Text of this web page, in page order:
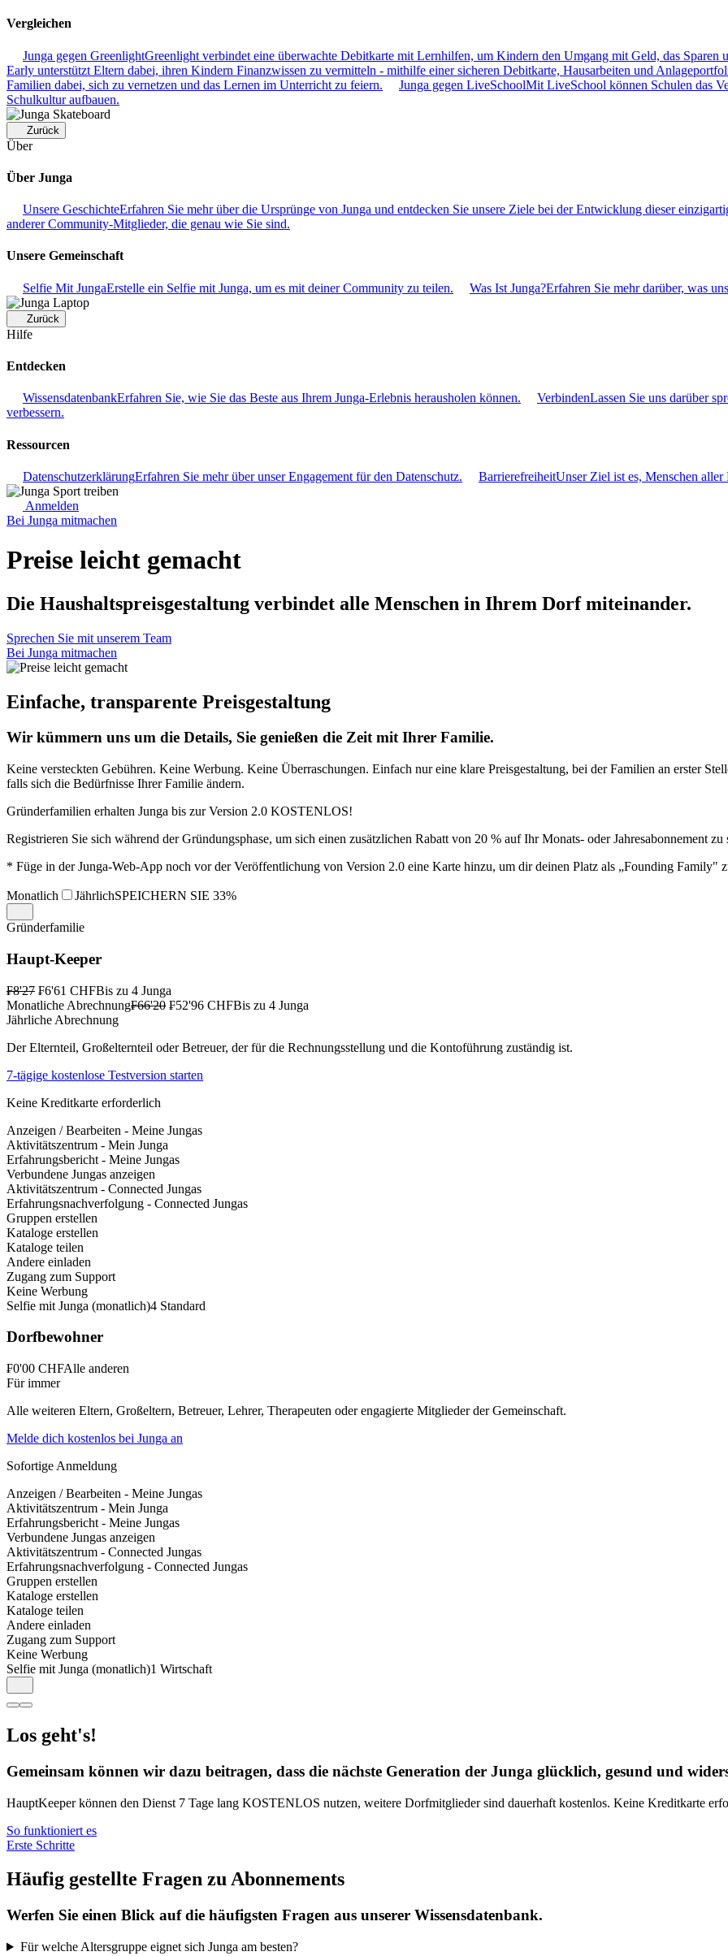
Vergleichen
Junga gegen GreenlightGreenlight verbindet eine überwachte Debitkarte mit Lernhilfen, um Kindern den Umgang mit Geld, das Sparen
Early unterstützt Eltern dabei, ihren Kindern Finanzwissen zu vermitteln - mithilfe einer sicheren Debitkarte, Hausarbeiten und
Familien dabei, sich zu vernetzen und das Lernen im Unterricht zu feiern.
Junga gegen LiveSchoolMit LiveSchool können Schulen das
Schulkultur aufbauen.
Zurück
Über
Über Junga
Unsere GeschichteErfahren Sie mehr über die Ursprünge von Junga und entdecken Sie unsere Ziele bei der Entwicklung dieser
anderer Community-Mitglieder, die genau wie Sie sind.
Unsere Gemeinschaft
Selfie Mit JungaErstelle ein Selfie mit Junga, um es mit deiner Community zu teilen. Was Ist Junga?Erfahren Sie mehr darüber, was
Zurück
Hilfe
Entdecken
WissensdatenbankErfahren Sie, wie Sie das Beste aus Ihrem Junga-Erlebnis herausholen können. VerbindenLassen Sie uns darüber
verbessern.
Ressourcen
DatenschutzerklärungErfahren Sie mehr über unser Engagement für den Datenschutz. BarrierefreiheitUnser Ziel ist es, Menschen
Anmelden
Bei Junga mitmachen
Preise leicht gemacht
Die Haushaltspreisgestaltung verbindet alle Menschen in Ihrem Dorf miteinander.
Sprechen Sie mit unserem Team
Bei Junga mitmachen
Einfache, transparente Preisgestaltung
Wir kümmern uns um die Details, Sie genießen die Zeit mit Ihrer Familie.
Keine versteckten Gebühren. Keine Werbung. Keine Überraschungen. Einfach nur eine klare Preisgestaltung, bei der Familien an erster
falls sich die Bedürfnisse Ihrer Familie ändern.
Gründerfamilien erhalten Junga bis zur Version 2.0 KOSTENLOS!
Registrieren Sie sich während der Gründungsphase, um sich einen zusätzlichen Rabatt von 20 % auf Ihr Monats- oder Jahresabonnement zu
* Füge in der Junga-Web-App noch vor der Veröffentlichung von Version 2.0 eine Karte hinzu, um dir deinen Platz als „Founding Family"
Monatlich JährlichSPEICHERN SIE 33%
Gründerfamilie
Haupt-Keeper
₣8'27 ₣6'61 CHFBis zu 4 Junga
Monatliche Abrechnung₣66'20 ₣52'96 CHFBis zu 4 Junga
Jährliche Abrechnung
Der Elternteil, Großelternteil oder Betreuer, der für die Rechnungsstellung und die Kontoführung zuständig ist.
7-tägige kostenlose Testversion starten
Keine Kreditkarte erforderlich
Anzeigen / Bearbeiten - Meine Jungas
Aktivitätszentrum - Mein Junga
Erfahrungsbericht - Meine Jungas
Verbundene Jungas anzeigen
Aktivitätszentrum - Connected Jungas
Erfahrungsnachverfolgung - Connected Jungas
Gruppen erstellen
Kataloge erstellen
Kataloge teilen
Andere einladen
Zugang zum Support
Keine Werbung
Selfie mit Junga (monatlich)4 Standard
Dorfbewohner
₣0'00 CHFAlle anderen
Für immer
Alle weiteren Eltern, Großeltern, Betreuer, Lehrer, Therapeuten oder engagierte Mitglieder der Gemeinschaft.
Melde dich kostenlos bei Junga an
Sofortige Anmeldung
Anzeigen / Bearbeiten - Meine Jungas
Aktivitätszentrum - Mein Junga
Erfahrungsbericht - Meine Jungas
Verbundene Jungas anzeigen
Aktivitätszentrum - Connected Jungas
Erfahrungsnachverfolgung - Connected Jungas
Gruppen erstellen
Kataloge erstellen
Kataloge teilen
Andere einladen
Zugang zum Support
Keine Werbung
Selfie mit Junga (monatlich)1 Wirtschaft
Los geht's!
Gemeinsam können wir dazu beitragen, dass die nächste Generation der Junga glücklich, gesund und
HauptKeeper können den Dienst 7 Tage lang KOSTENLOS nutzen, weitere Dorfmitglieder sind dauerhaft kostenlos. Keine Kreditkarte
So funktioniert es
Erste Schritte
Häufig gestellte Fragen zu Abonnements
Werfen Sie einen Blick auf die häufigsten Fragen aus unserer Wissensdatenbank.
Für welche Altersgruppe eignet sich Junga am besten?